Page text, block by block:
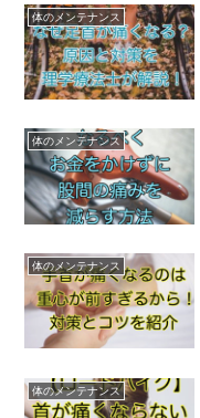
体のメンテナンス
体のメンテナンス
体のメンテナンス
体のメンテナンス